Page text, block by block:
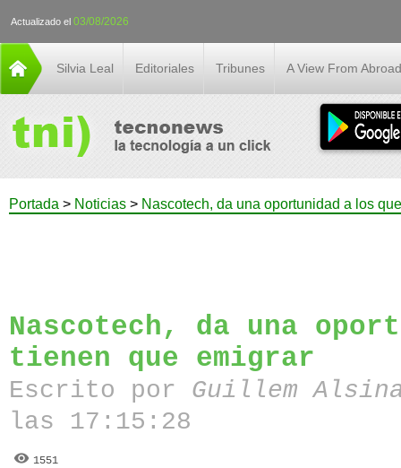
Actualizado el 03/08/2026
Silvia Leal Editoriales Tribunes A View From Abroad
Portada > Noticias > Nascotech, da una oportunidad a los
Nascotech, da una
tienen que emigrar
Escrito por Guillem
las 17:15:28
1551